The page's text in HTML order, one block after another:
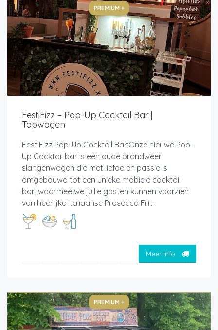
PREMIUM +
FestiFizz – Pop-Up Cocktail Bar |
Tapwagen
FestiFizz Pop-Up Cocktail Bar:Onze nieuwe Pop-
Up Cocktail bar is een oude brandweer
slangenwagen die met liefde en passie is
omgebouwd tot een unieke mobiele cocktail
bar, waarmee we jullie gasten kunnen voorzien
van heerlijke Italiaanse Prosecco Fri...
Meer info
PREMIUM +